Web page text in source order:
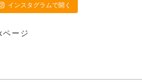
院にお任せください
／
2021年2月26日
インスタグラムで開く
ージ